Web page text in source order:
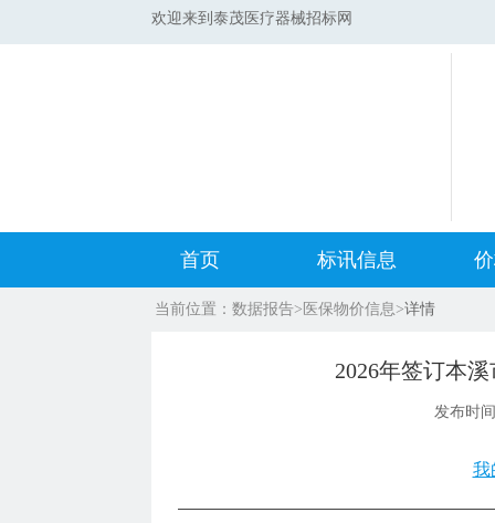
欢迎来到泰茂医疗器械招标网
首页 标讯信息
集采标讯动态
集采标讯项目 开
当前位置： 数据报告> 医保物价信息>详情
2026年签订本
发布时
我